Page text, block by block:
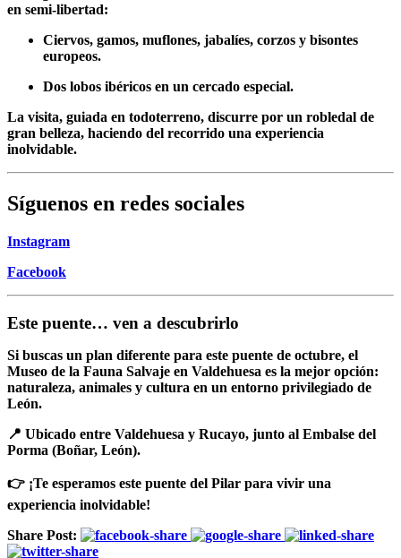
en semi-libertad:
Ciervos, gamos, muflones, jabalíes, corzos y bisontes
europeos.
Dos lobos ibéricos en un cercado especial.
La visita, guiada en todoterreno, discurre por un robledal de
gran belleza, haciendo del recorrido una experiencia
inolvidable.
Síguenos en redes sociales
Instagram
Facebook
Este puente… ven a descubrirlo
Si buscas un plan diferente para este puente de octubre, el
Museo de la Fauna Salvaje en Valdehuesa es la mejor opción:
naturaleza, animales y cultura en un entorno privilegiado de
León.
📍 Ubicado entre Valdehuesa y Rucayo, junto al Embalse del
Porma (Boñar, León).
👉 ¡Te esperamos este puente del Pilar para vivir una
experiencia inolvidable!
Share Post: